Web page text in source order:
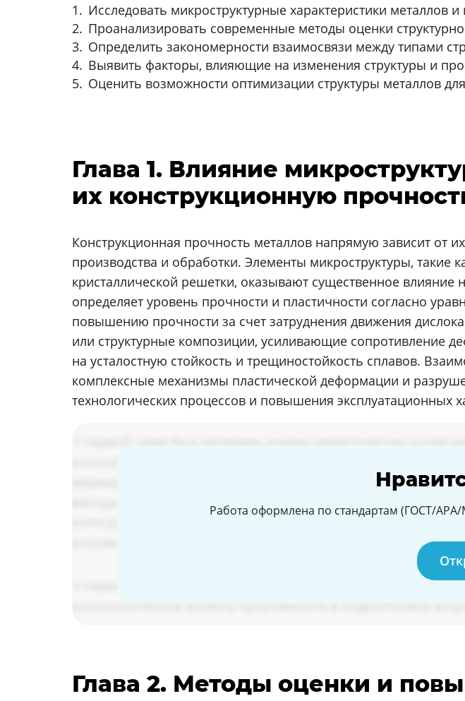
Исследовать микроструктурные характеристики металлов
Проанализировать современные методы оценки
Определить закономерности взаимосвязи между типами
Выявить факторы, влияющие на изменения структуры и
Оценить возможности оптимизации структуры металлов
Глава 1. Влияние
их конструкционную
Конструкционная прочность металлов напрямую зависит от
производства и обработки. Элементы микроструктуры,
кристаллической решетки, оказывают существенное
определяет уровень прочности и пластичности согласно
повышению прочности за счет затруднения движения
или структурные композиции, усиливающие сопротивление
на усталостную стойкость и трещиностойкость сплавов.
комплексные механизмы пластической деформации и
технологических процессов и повышения эксплуатационных
Работа оформлена по стандартам (ГОСТ/
Глава 2. Методы оценки и